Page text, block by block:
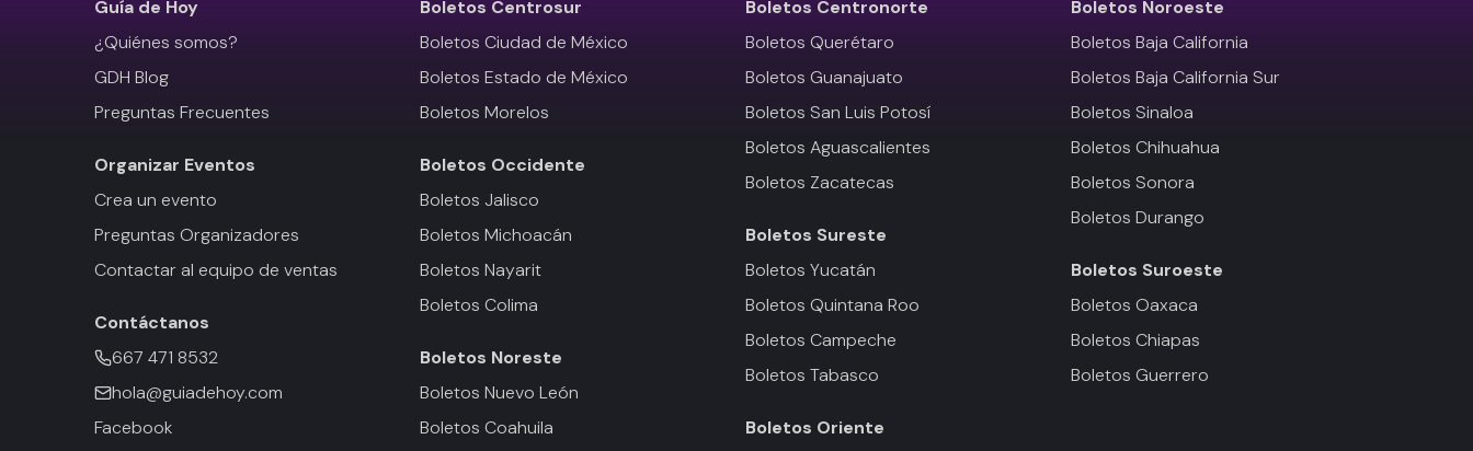
Guía de Hoy
¿Quiénes somos?
GDH Blog
Preguntas Frecuentes
Organizar Eventos
Crea un evento
Preguntas Organizadores
Contactar al equipo de ventas
Contáctanos
667 471 8532
hola@guiadehoy.com
Facebook
Boletos Centrosur
Boletos Ciudad de México
Boletos Estado de México
Boletos Morelos
Boletos Occidente
Boletos Jalisco
Boletos Michoacán
Boletos Nayarit
Boletos Colima
Boletos Noreste
Boletos Nuevo León
Boletos Coahuila
Boletos Centronorte
Boletos Querétaro
Boletos Guanajuato
Boletos San Luis Potosí
Boletos Aguascalientes
Boletos Zacatecas
Boletos Sureste
Boletos Yucatán
Boletos Quintana Roo
Boletos Campeche
Boletos Tabasco
Boletos Oriente
Boletos Noroeste
Boletos Baja California
Boletos Baja California Sur
Boletos Sinaloa
Boletos Chihuahua
Boletos Sonora
Boletos Durango
Boletos Suroeste
Boletos Oaxaca
Boletos Chiapas
Boletos Guerrero